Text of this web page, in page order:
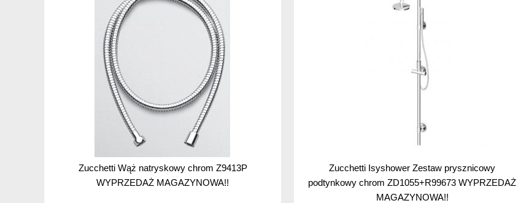
Zucchetti Wąż natryskowy chrom Z9413P
WYPRZEDAŻ MAGAZYNOWA!!
Zucchetti Isyshower Zestaw prysznicowy
podtynkowy chrom ZD1055+R99673 WYPRZEDAŻ
MAGAZYNOWA!!